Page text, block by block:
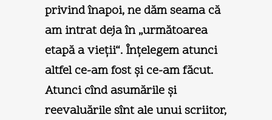
privind înapoi, ne dăm seama că
am intrat deja în „următoarea
etapă a vieţii“. Înţelegem atunci
altfel ce-am fost şi ce-am făcut.
Atunci cînd asumările şi
reevaluările sînt ale unui scriitor,